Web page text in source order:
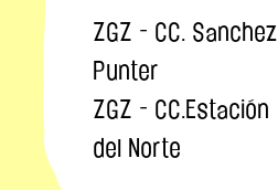
ZGZ - CC. Sanchez
Punter
ZGZ - CC.Estación
del Norte